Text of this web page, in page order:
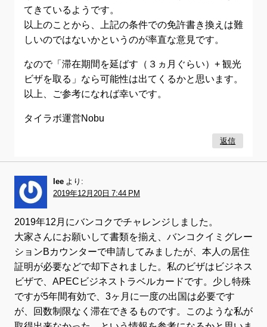
てきているようです。
以上のことから、上記の条件での免許書き換えは難
しいのではないかというのが率直な意見です。
なので「滞在期間を延ばす（３ヵ月ぐらい）+ 観光
ビザを取る」なら可能性は出てくるかと思います。
以上、ご参考になれば幸いです。
タイラボ運営Nobu
返信
lee より:
2019年12月20日 7:44 PM
2019年12月にバンコクでチャレンジしました。
大家さんにお願いして書類を揃え、バンコクイミグレー
ションBカウンターで申請してみましたが、本人の居住
証明が必要などで却下されました。私のビザはビジネス
ビザで、APECビジネストラベルカードです。少し特殊
ですが5年間有効で、3ヶ月に一度の出国は必要です
が、回数制限なく滞在できるものです。このような私が